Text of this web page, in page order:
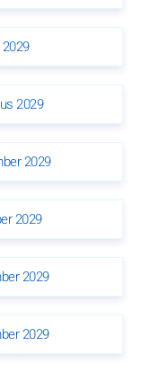
2029
2029
2029
2029
2029